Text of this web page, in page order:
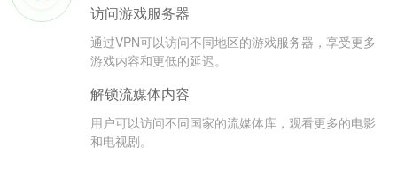
访问游戏服务器
通过VPN可以访问不同地区的游戏服务器，享受更多
游戏内容和更低的延迟。
解锁流媒体内容
用户可以访问不同国家的流媒体库，观看更多的电影
和电视剧。